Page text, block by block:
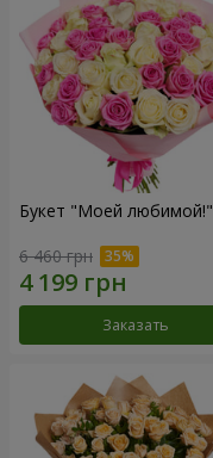
Букет "Моей любимой!"
6 460 грн
Заказать